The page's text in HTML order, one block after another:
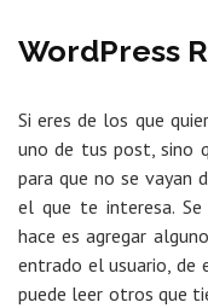
WordPress
Si eres de los que
uno de tus post, sino
para que no se vayan
el que te interesa.
hace es agregar
entrado el usuario, de
puede leer otros que